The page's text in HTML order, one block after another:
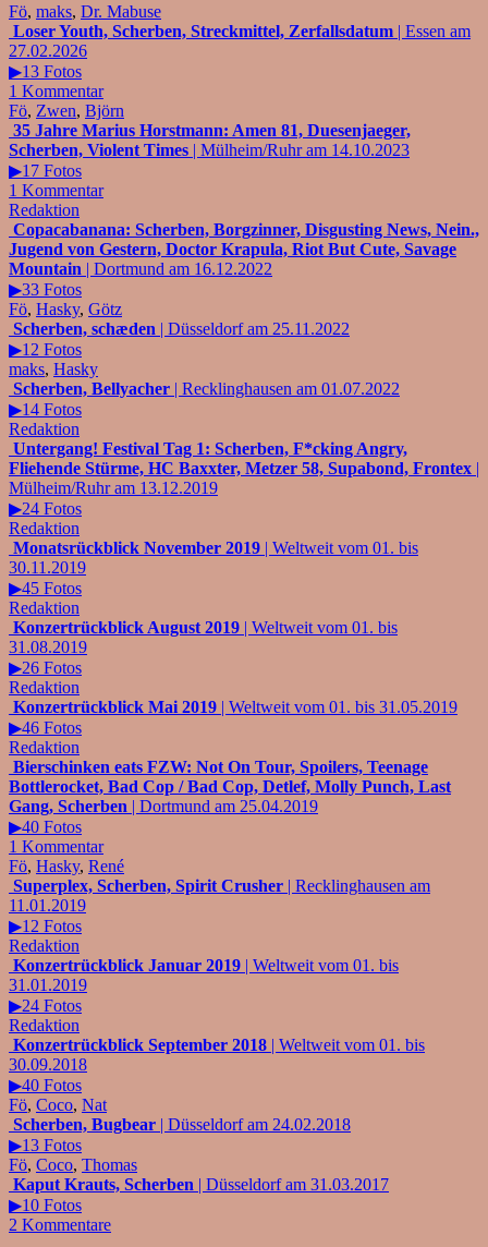
Fö, maks, Dr. Mabuse
Loser Youth, Scherben, Streckmittel, Zerfallsdatum | Essen am
27.02.2026
▶13 Fotos
1 Kommentar
Fö, Zwen, Björn
35 Jahre Marius Horstmann: Amen 81, Duesenjaeger,
Scherben, Violent Times | Mülheim/Ruhr am 14.10.2023
▶17 Fotos
1 Kommentar
Redaktion
Copacabanana: Scherben, Borgzinner, Disgusting News, Nein.,
Jugend von Gestern, Doctor Krapula, Riot But Cute, Savage
Mountain | Dortmund am 16.12.2022
▶33 Fotos
Fö, Hasky, Götz
Scherben, schæden | Düsseldorf am 25.11.2022
▶12 Fotos
maks, Hasky
Scherben, Bellyacher | Recklinghausen am 01.07.2022
▶14 Fotos
Redaktion
Untergang! Festival Tag 1: Scherben, F*cking Angry,
Fliehende Stürme, HC Baxxter, Metzer 58, Supabond, Frontex |
Mülheim/Ruhr am 13.12.2019
▶24 Fotos
Redaktion
Monatsrückblick November 2019 | Weltweit vom 01. bis
30.11.2019
▶45 Fotos
Redaktion
Konzertrückblick August 2019 | Weltweit vom 01. bis
31.08.2019
▶26 Fotos
Redaktion
Konzertrückblick Mai 2019 | Weltweit vom 01. bis 31.05.2019
▶46 Fotos
Redaktion
Bierschinken eats FZW: Not On Tour, Spoilers, Teenage
Bottlerocket, Bad Cop / Bad Cop, Detlef, Molly Punch, Last
Gang, Scherben | Dortmund am 25.04.2019
▶40 Fotos
1 Kommentar
Fö, Hasky, René
Superplex, Scherben, Spirit Crusher | Recklinghausen am
11.01.2019
▶12 Fotos
Redaktion
Konzertrückblick Januar 2019 | Weltweit vom 01. bis
31.01.2019
▶24 Fotos
Redaktion
Konzertrückblick September 2018 | Weltweit vom 01. bis
30.09.2018
▶40 Fotos
Fö, Coco, Nat
Scherben, Bugbear | Düsseldorf am 24.02.2018
▶13 Fotos
Fö, Coco, Thomas
Kaput Krauts, Scherben | Düsseldorf am 31.03.2017
▶10 Fotos
2 Kommentare